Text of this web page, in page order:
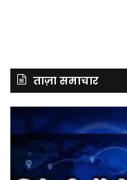
ताज़ा समाचार